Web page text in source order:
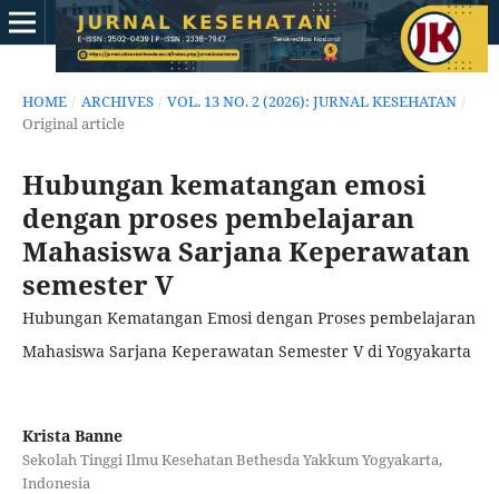
HOME / ARCHIVES / VOL. 13 NO. 2 (2026): JURNAL KESEHATAN /
Original article
Hubungan kematangan emosi
dengan proses pembelajaran
Mahasiswa Sarjana Keperawatan
semester V
Hubungan Kematangan Emosi dengan Proses pembelajaran
Mahasiswa Sarjana Keperawatan Semester V di Yogyakarta
Krista Banne
Sekolah Tinggi Ilmu Kesehatan Bethesda Yakkum Yogyakarta,
Indonesia